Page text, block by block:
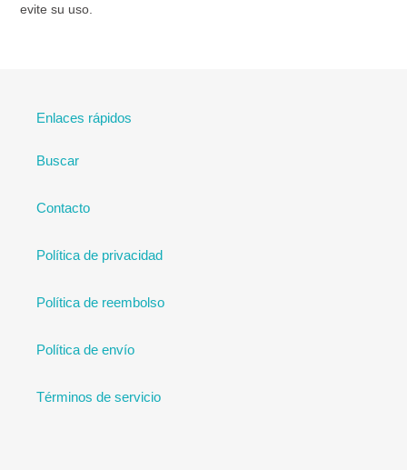
evite su uso.
Enlaces rápidos
Buscar
Contacto
Política de privacidad
Política de reembolso
Política de envío
Términos de servicio